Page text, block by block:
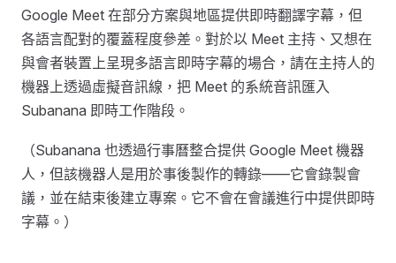
Google Meet 在部分方案與地區提供即時翻譯字幕，但
各語言配對的覆蓋程度參差。對於以 Meet 主持、又想在
與會者裝置上呈現多語言即時字幕的場合，請在主持人的
機器上透過虛擬音訊線，把 Meet 的系統音訊匯入
Subanana 即時工作階段。
（Subanana 也透過行事曆整合提供 Google Meet 機器
人，但該機器人是用於事後製作的轉錄——它會錄製會
議，並在結束後建立專案。它不會在會議進行中提供即時
字幕。）